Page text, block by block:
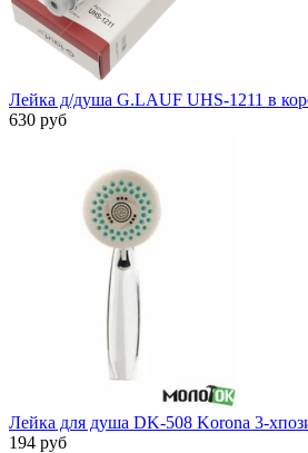
Лейка д/душа G.LAUF UHS-1211 в
630 руб
Лейка для душа DK-508 Korona 3-
194 руб